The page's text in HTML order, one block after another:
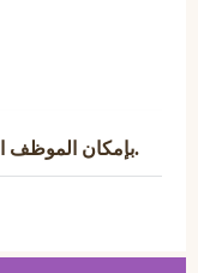
بإمكان الموظف الحكومي كفالة شخصين وعدم الاقتراض.